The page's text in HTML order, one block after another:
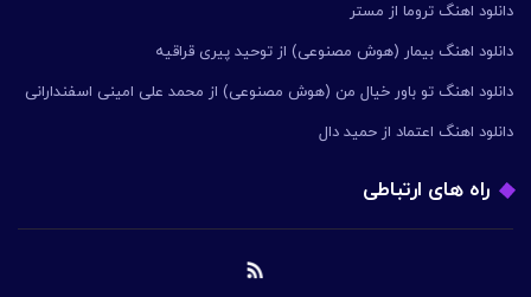
دانلود اهنگ تروما از مستر
دانلود اهنگ بیمار (هوش مصنوعی) از توحید پیری قراقیه
دانلود اهنگ تو باور خیال من (هوش مصنوعی) از محمد علی امینی اسفندارانی
دانلود اهنگ اعتماد از حمید دال
راه های ارتباطی